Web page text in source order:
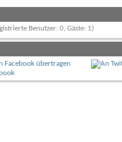
Benutzer: 0, Gäste: 1)